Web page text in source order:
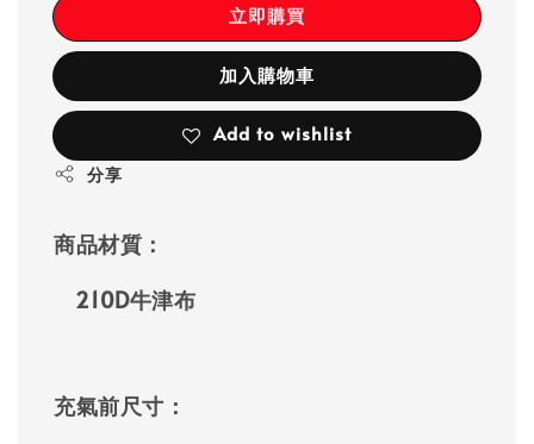
立即購買
加入購物車
Add to wishlist
分享
商品材質：
210D牛津布
充氣前尺寸：